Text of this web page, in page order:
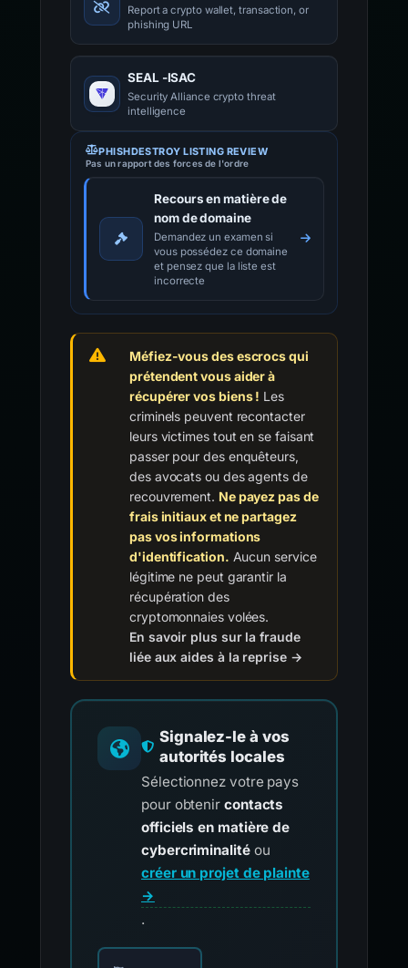
Report a crypto wallet, transaction, or
phishing URL
SEAL -ISAC
Security Alliance crypto threat
intelligence
PHISHDESTROY LISTING REVIEW
Pas un rapport des forces de l'ordre
Recours en matière de
nom de domaine
Demandez un examen si
vous possédez ce domaine
et pensez que la liste est
incorrecte
Méfiez-vous des escrocs qui
prétendent vous aider à
récupérer vos biens ! Les
criminels peuvent recontacter
leurs victimes tout en se faisant
passer pour des enquêteurs,
des avocats ou des agents de
recouvrement. Ne payez pas de
frais initiaux et ne partagez
pas vos informations
d'identification. Aucun service
légitime ne peut garantir la
récupération des
cryptomonnaies volées.
En savoir plus sur la fraude
liée aux aides à la reprise →
Signalez-le à vos
autorités locales
Sélectionnez votre pays
pour obtenir contacts
officiels en matière de
cybercriminalitéou
créer un projet de plainte
→
.
Choisissez votre pays pour les contacts